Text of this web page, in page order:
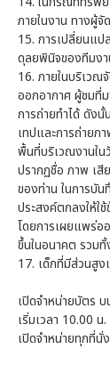
ภายในงาน ทางผู้
15. การเปลี่ยนแป
ดุลยพินิจของทีมง
16. ภายในบริเวณ
ออกอากาศ ผู้ชมที่
การถ่ายทำได้ ดังนั้
เทปและการถ่ายภ
พื้นที่บริเวณงานใน
ปรากฏชื่อ ภาพ เสี
ของท่าน ในการบัน
ประสงค์ตกลงให้ใ
โดยการเผยแพร่อ
ขึ้นในอนาคต รวมทั้
17. เด็กที่มีส่วนสูง
เปิดจำหน่ายบัตร
เริ่มเวลา 10.00 น
เปิดจำหน่ายทุกที่นั่